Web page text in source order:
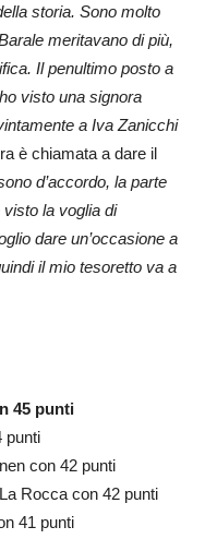
storia. Sono molto
meritavano di più,
Il penultimo posto a
visto una signora
a Iva Zanicchi
è chiamata a dare il
d’accordo, la parte
la voglia di
dare un’occasione a
il mio tesoretto va a
45 punti
punti
con 42 punti
Rocca con 42 punti
41 punti